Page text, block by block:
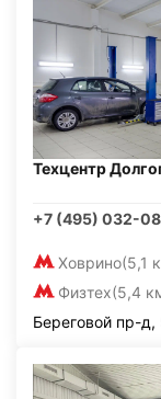
Техцентр
+7 (495) 032-
Ховрино(5,1
Физтех(5,4
Береговой пр-д,